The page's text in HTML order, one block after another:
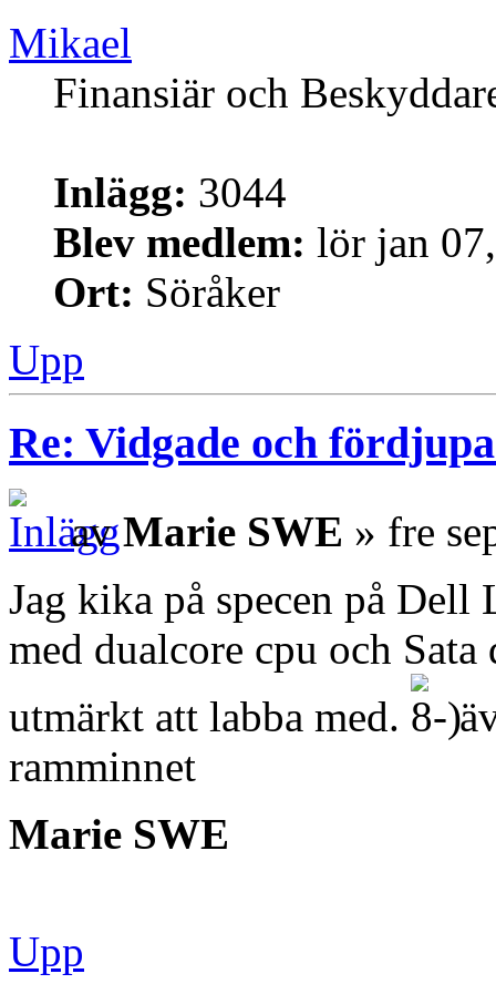
Mikael
Finansiär och
Inlägg: 3044
Blev medlem: lör jan
Ort: Söråker
Upp
Re: Vidgade och
avMarie SWE » fre
Jag kika på specen på
med dualcore cpu och
utmärkt att labba med.
ramminnet
Marie SWE
Upp